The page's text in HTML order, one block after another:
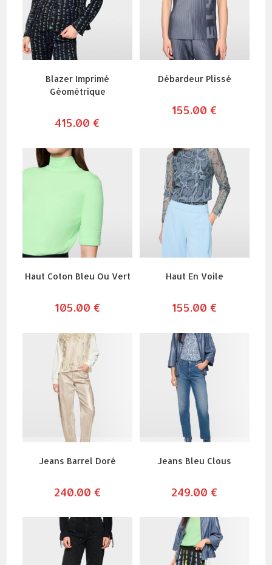
Blazer Imprimé
Géométrique
415.00€
Débardeur Plissé
155.00 €
Haut Coton Bleu Ou Vert
105.00 €
Haut En Voile
155.00 €
Jeans Barrel Doré
240.00€
Jeans Bleu Clous
249.00€